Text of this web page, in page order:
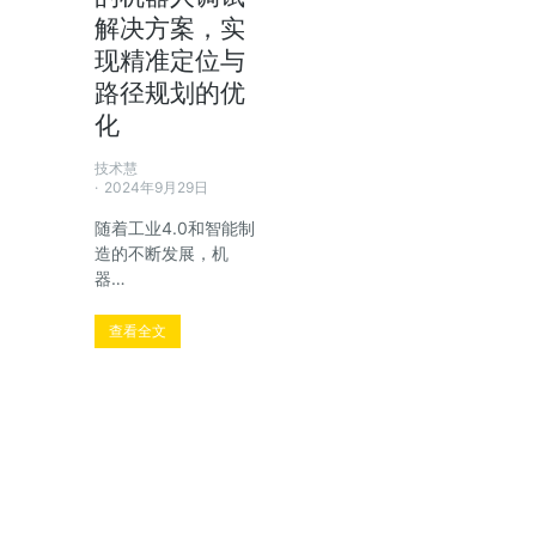
解决方案，实
现精准定位与
路径规划的优
化
技术慧
2024年9月29日
随着工业4.0和智能制
造的不断发展，机
器…
查看全文